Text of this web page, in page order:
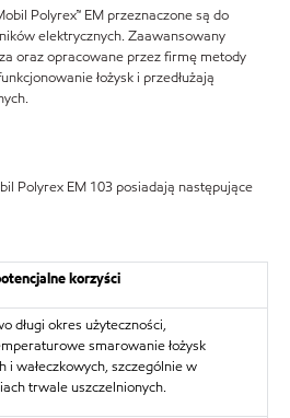
Polyrex™ EM przeznaczone są do
elektrycznych. Zaawansowany
oraz opracowane przez firmę metody
łożysk i przedłużają
Polyrex EM 103 posiadają następujące
korzyści
długi okres użyteczności,
smarowanie łożysk
i wałeczkowych, szczególnie w
trwale uszczelnionych.